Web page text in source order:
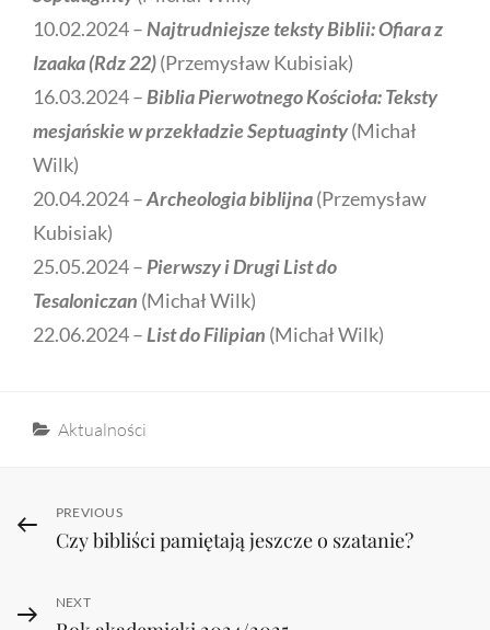
10.02.2024 –Najtrudniejsze teksty Biblii: Ofiara z
Izaaka (Rdz 22)(Przemysław Kubisiak)
16.03.2024 –Biblia Pierwotnego Kościoła: Teksty
mesjańskie w przekładzie Septuaginty(Michał
Wilk)
20.04.2024 –Archeologia biblijna(Przemysław
Kubisiak)
25.05.2024 – Pierwszy i Drugi List do
Tesaloniczan (Michał Wilk)
22.06.2024 –List do Filipian (Michał Wilk)
Categories
Aktualności
Nawigacja
wpisu
Previous
Post
PREVIOUS
Czy bibliści pamiętają jeszcze o szatanie?
Next
NEXT